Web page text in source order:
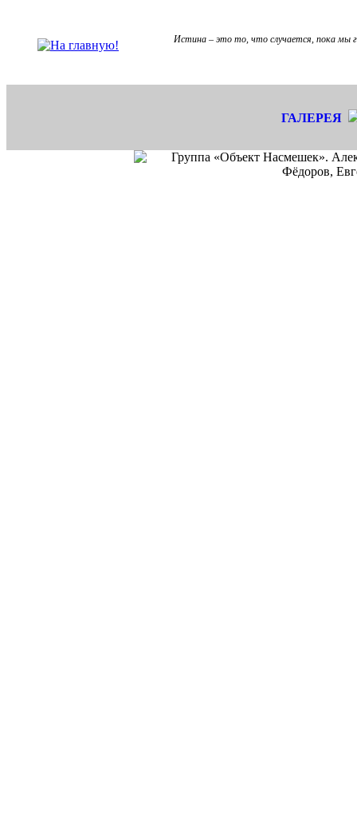
Истина – это то, что случается, пока мы
ГАЛЕРЕЯ